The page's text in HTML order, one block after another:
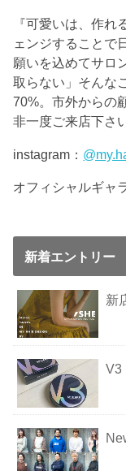
『可愛いは、作
ェンジすることで
願いを込めてサロ
取らない」そんな
70%。市外からの
非一度ご来店下さ
instagram：
オフィシャルギャ
新着エントリー
新
V3